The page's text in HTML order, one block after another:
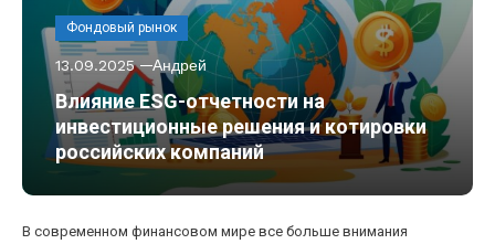
Фондовый рынок
13.09.2025 Андрей
Влияние ESG-отчетности на
инвестиционные решения и котировки
российских компаний
В современном финансовом мире все больше внимания